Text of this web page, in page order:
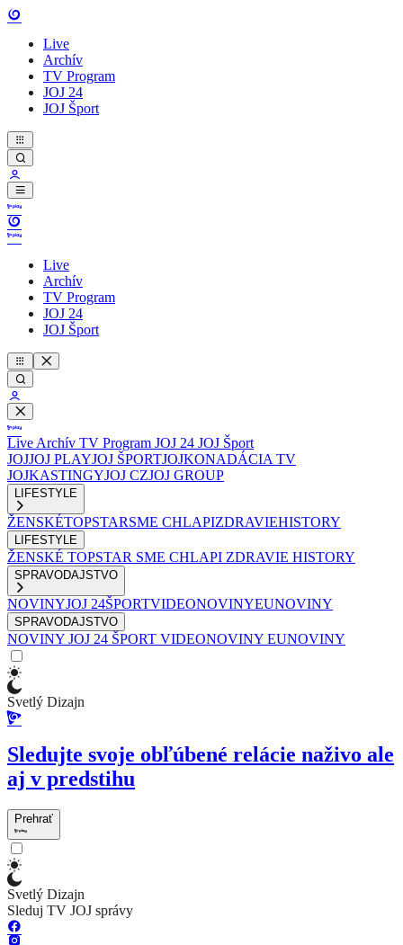
Live
Archív
TV Program
JOJ 24
JOJ Šport
Live
Archív
TV Program
JOJ 24
JOJ Šport
Live Archív TV Program JOJ 24 JOJ Šport
JOJJOJ PLAYJOJ ŠPORTJOJKONADÁCIA TV
JOJKASTINGYJOJ CZJOJ GROUP
LIFESTYLE
ŽENSKÉTOPSTARSME CHLAPIZDRAVIEHISTORY
LIFESTYLE
ŽENSKÉ TOPSTAR SME CHLAPI ZDRAVIE HISTORY
SPRAVODAJSTVO
NOVINYJOJ 24ŠPORTVIDEONOVINYEUNOVINY
SPRAVODAJSTVO
NOVINY JOJ 24 ŠPORT VIDEONOVINY EUNOVINY
Svetlý Dizajn
Sledujte svoje obľúbené relácie naživo ale
aj v predstihu
Prehrať
Svetlý Dizajn
Sleduj TV JOJ správy